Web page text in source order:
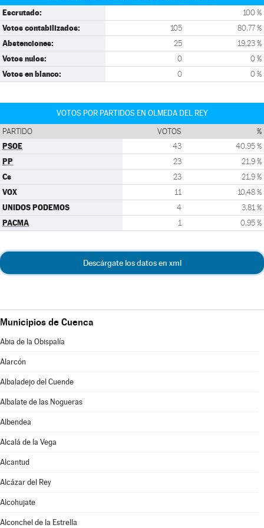
Escrutado: 100 %
Votos contabilizados: 105 80,77 %
Abstenciones: 25 19,23 %
Votos nulos: 0 0 %
Votos en blanco: 0 0 %
VOTOS POR PARTIDOS EN OLMEDA DEL REY
PARTIDO VOTOS %
PSOE 43 40,95 %
PP 23 21,9 %
Cs 23 21,9 %
VOX 11 10,48 %
UNIDOS PODEMOS 4 3,81 %
PACMA 1 0,95 %
Descárgate los datos en xml
Municipios de Cuenca
Abia de la Obispalía
Alarcón
Albaladejo del Cuende
Albalate de las Nogueras
Albendea
Alcalá de la Vega
Alcantud
Alcázar del Rey
Alcohujate
Alconchel de la Estrella